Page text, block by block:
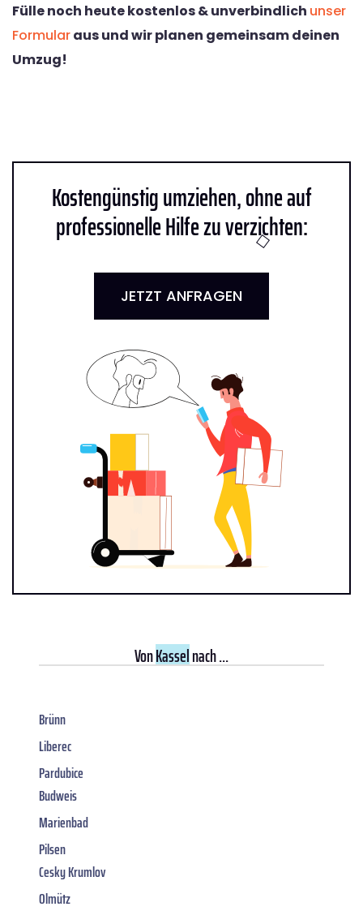
Fülle noch heute kostenlos & unverbindlich unser
Formularaus und wir planen gemeinsam deinen
Umzug!
Kostengünstig umziehen, ohne auf
professionelle Hilfe zu verzichten:
JETZT ANFRAGEN
VonKasselnach ...
Brünn
Liberec
Pardubice
Budweis
Marienbad
Pilsen
Cesky Krumlov
Olmütz